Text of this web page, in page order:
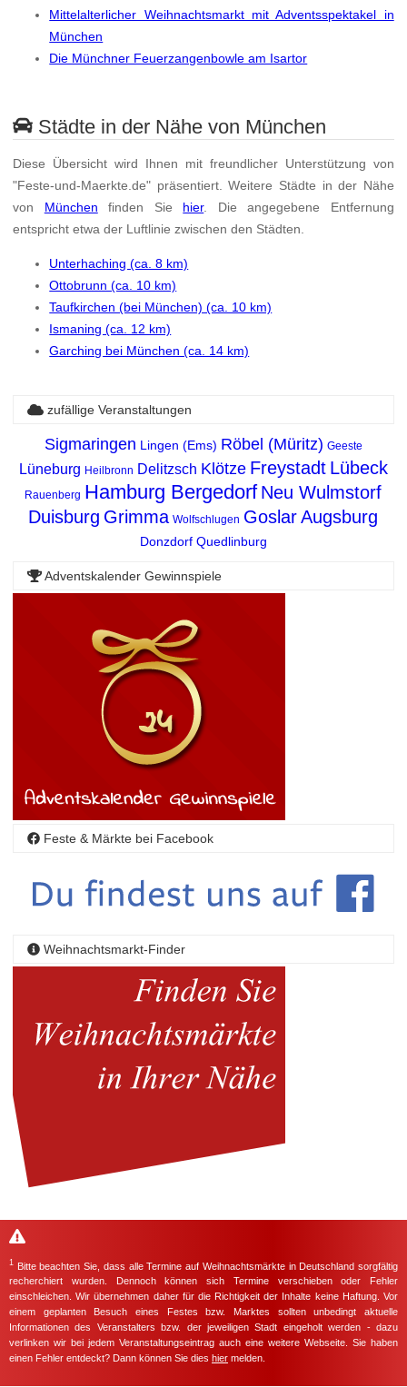
Mittelalterlicher Weihnachtsmarkt mit Adventsspektakel in
München
Die Münchner Feuerzangenbowle am Isartor
Städte in der Nähe von München
Diese Übersicht wird Ihnen mit freundlicher Unterstützung von
"Feste-und-Maerkte.de" präsentiert. Weitere Städte in der Nähe
von München finden Sie hier. Die angegebene Entfernung
entspricht etwa der Luftlinie zwischen den Städten.
Unterhaching (ca. 8 km)
Ottobrunn (ca. 10 km)
Taufkirchen (bei München) (ca. 10 km)
Ismaning (ca. 12 km)
Garching bei München (ca. 14 km)
zufällige Veranstaltungen
Sigmaringen Lingen (Ems) Röbel (Müritz) Geeste
Lüneburg Heilbronn Delitzsch Klötze Freystadt Lübeck
Rauenberg Hamburg Bergedorf Neu Wulmstorf
Duisburg Grimma Wolfschlugen Goslar Augsburg
Donzdorf Quedlinburg
Adventskalender Gewinnspiele
Feste & Märkte bei Facebook
Weihnachtsmarkt-Finder
1
Bitte beachten Sie, dass alle Termine auf Weihnachtsmärkte in Deutschland sorgfältig
recherchiert wurden. Dennoch können sich Termine verschieben oder Fehler
einschleichen. Wir übernehmen daher für die Richtigkeit der Inhalte keine Haftung. Vor
einem geplanten Besuch eines Festes bzw. Marktes sollten unbedingt aktuelle
Informationen des Veranstalters bzw. der jeweiligen Stadt eingeholt werden - dazu
verlinken wir bei jedem Veranstaltungseintrag auch eine weitere Webseite. Sie haben
einen Fehler entdeckt? Dann können Sie dies hier melden.